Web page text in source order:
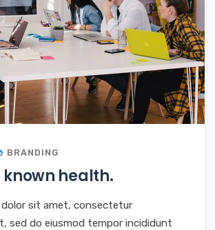
BRANDING
known health.
dolor sit amet, consectetur
sed do eiusmod tempor incididunt